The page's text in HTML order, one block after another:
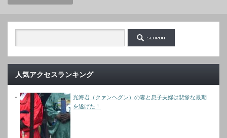
人気アクセスランキング
光海君（クァンヘグン）の妻と息子夫婦は悲惨な最期
を遂げた！